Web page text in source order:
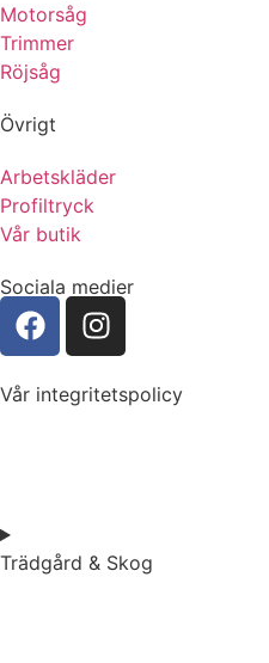
Motorsåg
Trimmer
Röjsåg
Övrigt
Arbetskläder
Profiltryck
Vår butik
Sociala medier
Vår integritetspolicy
Trädgård & Skog